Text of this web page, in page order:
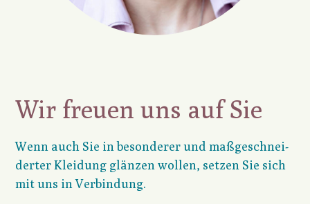
Wir freuen uns auf Sie
Wenn auch Sie in beson­derer und maßge­schnei­
derter Klei­dung glänzen wollen, setzen Sie sich
mit uns in Verbin­dung.